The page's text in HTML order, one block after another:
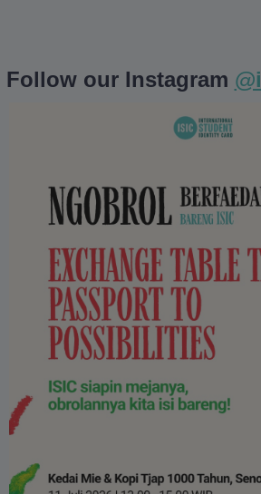
Follow our Instagram